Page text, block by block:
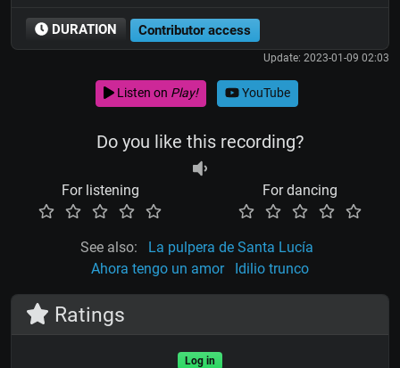
DURATION Contributor access
Update: 2023-01-09 02:03
Listen on Play! YouTube
Do you like this recording?
For listening For dancing
See also:
La pulpera de Santa Lucía
Ahora tengo un amor
Idilio trunco
Ratings
Log in